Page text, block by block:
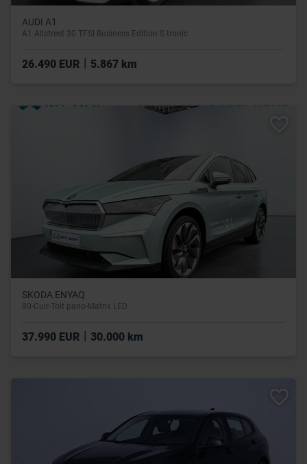
AUDI A1
A1 Allstreet 30 TFSI Business Edition S tronic
26.490 EUR 5.867 km
SKODA ENYAQ
80-Cuir-Toit pano-Matrix LED
37.990 EUR | 30.000 km